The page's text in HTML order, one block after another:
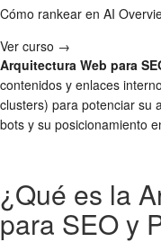
Cómo rankear en AI
Ver curso →
Arquitectura Web para
contenidos y enlaces
clusters) para potenciar su
bots y su posicionamiento
¿Qué es la
para SEO y